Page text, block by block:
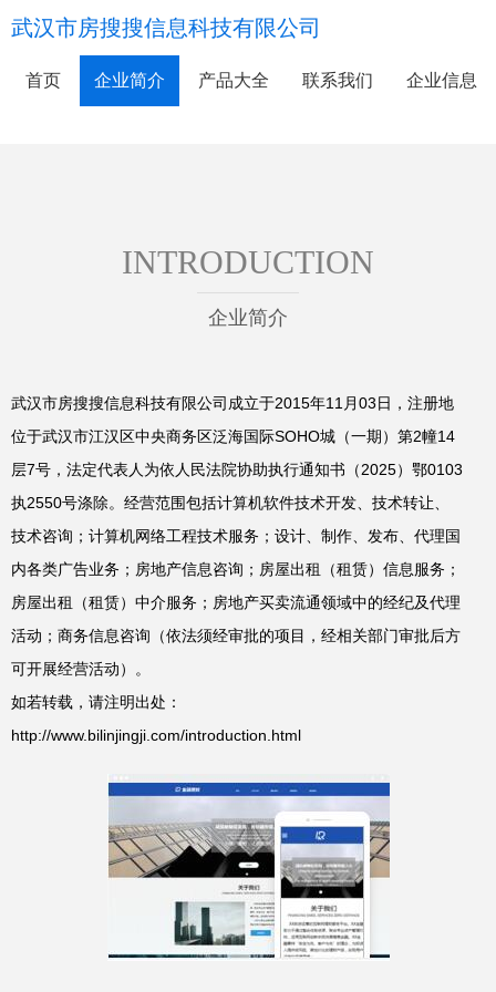
武汉市房搜搜信息科技有限公司
首页 企业简介 产品大全 联系我们 企业信息
INTRODUCTION
企业简介
武汉市房搜搜信息科技有限公司成立于2015年11月03日，注册地
位于武汉市江汉区中央商务区泛海国际SOHO城（一期）第2幢14
层7号，法定代表人为依人民法院协助执行通知书（2025）鄂0103
执2550号涤除。经营范围包括计算机软件技术开发、技术转让、
技术咨询；计算机网络工程技术服务；设计、制作、发布、代理国
内各类广告业务；房地产信息咨询；房屋出租（租赁）信息服务；
房屋出租（租赁）中介服务；房地产买卖流通领域中的经纪及代理
活动；商务信息咨询（依法须经审批的项目，经相关部门审批后方
可开展经营活动）。
如若转载，请注明出处：
http://www.bilinjingji.com/introduction.html